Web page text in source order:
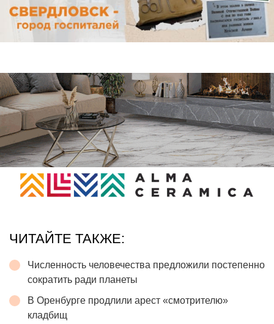
ЧИТАЙТЕ ТАКЖЕ:
Численность человечества предложили постепенно
сократить ради планеты
В Оренбурге продлили арест «смотрителю»
кладбищ